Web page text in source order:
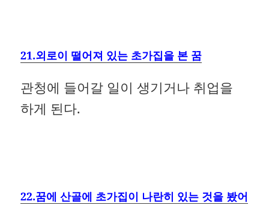
21.외로이 떨어져 있는 초가집을 본 꿈
관청에 들어갈 일이 생기거나 취업을
하게 된다.
22.꿈에 산골에 초가집이 나란히 있는 것을 봤어